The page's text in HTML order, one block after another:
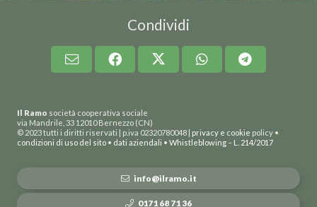
Condividi
Il Ramo società cooperativa sociale
via Mandrile, 33 12010 Bernezzo (CN)
© 2023 tutti i diritti riservati | p.iva 02320780048 | privacy e cookie policy •
condizioni di uso del sito • dati aziendali • Whistleblowing – L. 214/2017
info@ilramo.it
0171 68 71 36